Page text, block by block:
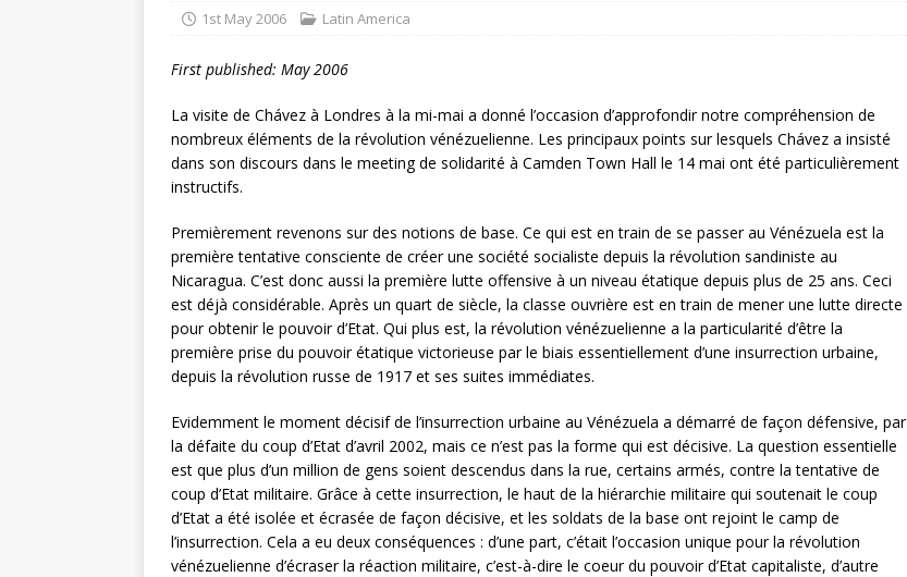
1st May 2006 Latin America
First published: May 2006
La visite de Chávez à Londres à la mi-mai a donné l’occasion d’approfondir notre compréhension de
nombreux éléments de la révolution vénézuelienne. Les principaux points sur lesquels Chávez a insisté
dans son discours dans le meeting de solidarité à Camden Town Hall le 14 mai ont été particulièrement
instructifs.
Premièrement revenons sur des notions de base. Ce qui est en train de se passer au Vénézuela est la
première tentative consciente de créer une société socialiste depuis la révolution sandiniste au
Nicaragua. C’est donc aussi la première lutte offensive à un niveau étatique depuis plus de 25 ans. Ceci
est déjà considérable. Après un quart de siècle, la classe ouvrière est en train de mener une lutte directe
pour obtenir le pouvoir d’Etat. Qui plus est, la révolution vénézuelienne a la particularité d’être la
première prise du pouvoir étatique victorieuse par le biais essentiellement d’une insurrection urbaine,
depuis la révolution russe de 1917 et ses suites immédiates.
Evidemment le moment décisif de l’insurrection urbaine au Vénézuela a démarré de façon défensive, par
la défaite du coup d’Etat d’avril 2002, mais ce n’est pas la forme qui est décisive. La question essentielle
est que plus d’un million de gens soient descendus dans la rue, certains armés, contre la tentative de
coup d’Etat militaire. Grâce à cette insurrection, le haut de la hiérarchie militaire qui soutenait le coup
d’Etat a été isolée et écrasée de façon décisive, et les soldats de la base ont rejoint le camp de
l’insurrection. Cela a eu deux conséquences : d’une part, c’était l’occasion unique pour la révolution
vénézuelienne d’écraser la réaction militaire, c’est-à-dire le coeur du pouvoir d’Etat capitaliste, d’autre